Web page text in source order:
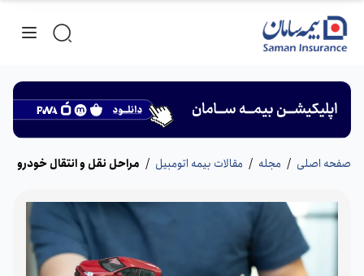
صفحه اصلی / مجله / مقالات بیمه اتومبیل / مراحل نقل و انتقال خودرو